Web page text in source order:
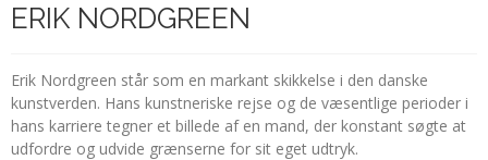
ERIK NORDGREEN
Erik Nordgreen står som en markant skikkelse i den danske
kunstverden. Hans kunstneriske rejse og de væsentlige perioder i
hans karriere tegner et billede af en mand, der konstant søgte at
udfordre og udvide grænserne for sit eget udtryk.